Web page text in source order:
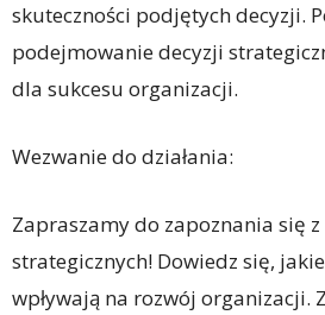
skuteczności podjętych decyzji.
podejmowanie decyzji
dla sukcesu organizacji.
Wezwanie do działania:
Zapraszamy do zapoznania się
strategicznych! Dowiedz się,
wpływają na rozwój organizacji.